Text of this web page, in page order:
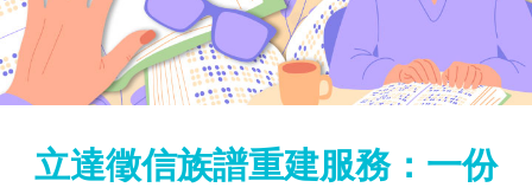
立達徵信族譜重建服務：一份